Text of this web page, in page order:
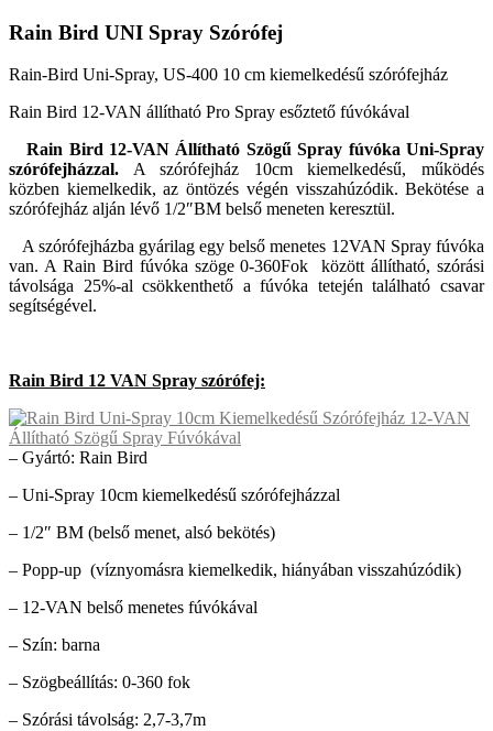
Rain Bird UNI Spray Szórófej
Rain-Bird Uni-Spray, US-400 10 cm kiemelkedésű szórófejház
Rain Bird 12-VAN állítható Pro Spray esőztető fúvókával
Rain Bird 12-VAN Állítható Szögű Spray fúvóka Uni-Spray
szórófejházzal. A szórófejház 10cm kiemelkedésű, működés
közben kiemelkedik, az öntözés végén visszahúzódik. Bekötése a
szórófejház alján lévő 1/2″BM belső meneten keresztül.
A szórófejházba gyárilag egy belső menetes 12VAN Spray fúvóka
van. A Rain Bird fúvóka szöge 0-360Fok között állítható, szórási
távolsága 25%-al csökkenthető a fúvóka tetején található csavar
segítségével.
Rain Bird 12 VAN Spray szórófej:
– Gyártó: Rain Bird
– Uni-Spray 10cm kiemelkedésű szórófejházzal
– 1/2″ BM (belső menet, alsó bekötés)
– Popp-up (víznyomásra kiemelkedik, hiányában visszahúzódik)
– 12-VAN belső menetes fúvókával
– Szín: barna
– Szögbeállítás: 0-360 fok
– Szórási távolság: 2,7-3,7m